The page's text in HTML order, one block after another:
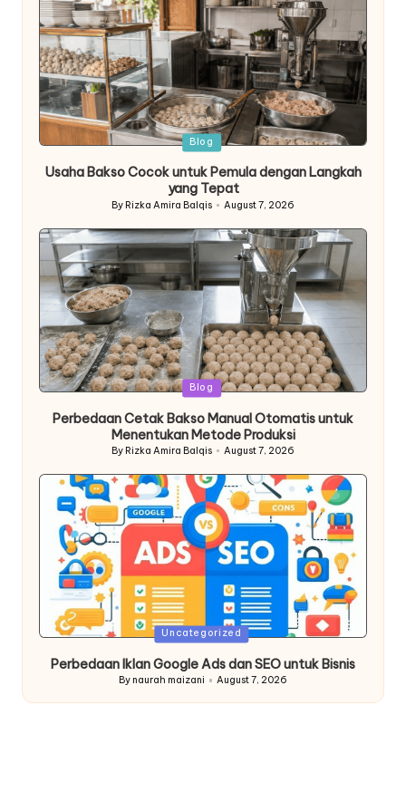
Posted
Blog
Usaha Bakso Cocok untuk Pemula dengan Langkah
yang Tepat
Posted
By Rizka Amira Balqis August 7, 2026
Posted
Blog
Perbedaan Cetak Bakso Manual Otomatis untuk
Menentukan Metode Produksi
Posted
By Rizka Amira Balqis August 7, 2026
Posted
Uncategorized
Perbedaan Iklan Google Ads dan SEO untuk Bisnis
Posted
By naurah maizani August 7, 2026